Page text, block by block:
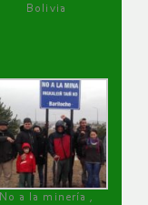
Bolivia
No a la minería ,